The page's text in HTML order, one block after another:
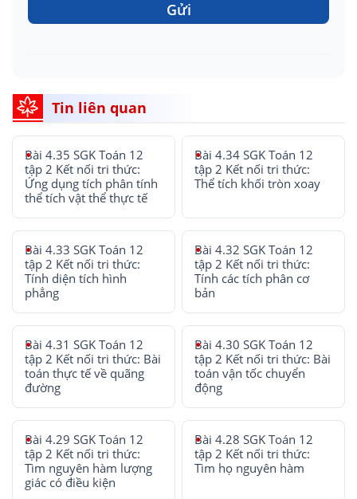
Gửi
Tin liên quan
Bài 4.35 SGK Toán 12
tập 2 Kết nối tri thức:
Ứng dụng tích phân tính
thể tích vật thể thực tế
Bài 4.34 SGK Toán 12
tập 2 Kết nối tri thức:
Thể tích khối tròn xoay
Bài 4.33 SGK Toán 12
tập 2 Kết nối tri thức:
Tính diện tích hình
phẳng
Bài 4.32 SGK Toán 12
tập 2 Kết nối tri thức:
Tính các tích phân cơ
bản
Bài 4.31 SGK Toán 12
tập 2 Kết nối tri thức: Bài
toán thực tế về quãng
đường
Bài 4.30 SGK Toán 12
tập 2 Kết nối tri thức: Bài
toán vận tốc chuyển
động
Bài 4.29 SGK Toán 12
tập 2 Kết nối tri thức:
Tìm nguyên hàm lượng
giác có điều kiện
Bài 4.28 SGK Toán 12
tập 2 Kết nối tri thức:
Tìm họ nguyên hàm